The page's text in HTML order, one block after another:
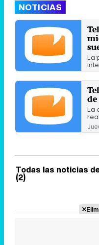
NOTICIAS
La
de
La
Todas las noticias
(2)